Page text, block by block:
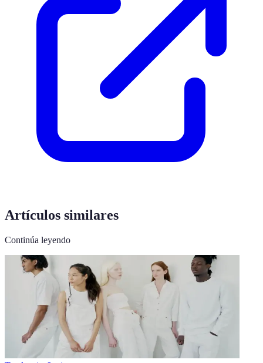
Artículos similares
Continúa leyendo